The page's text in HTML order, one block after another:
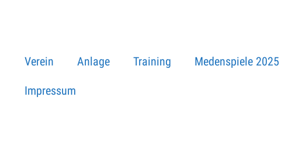
Verein Anlage Training Medenspiele 2025
Impressum